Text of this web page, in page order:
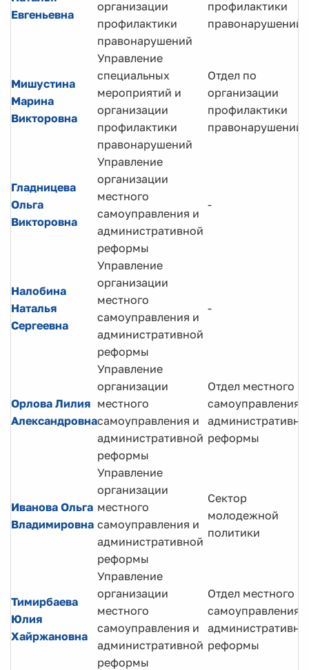
Евгеньевна
организации
профилактики
правонарушений
профилактики
правонарушений
Мишустина
Марина
Викторовна
Управление
специальных
мероприятий и
организации
профилактики
правонарушений
Отдел по
организации
профилактики
правонарушений
Гладницева
Ольга
Викторовна
Управление
организации
местного
самоуправления и
административной
реформы
-
Налобина
Наталья
Сергеевна
Управление
организации
местного
самоуправления и
административной
реформы
-
Орлова Лилия
Александровна
Управление
организации
местного
самоуправления и
административной
реформы
Отдел местного
самоуправления и
реформы
Иванова Ольга
Владимировна
Управление
организации
местного
самоуправления и
административной
реформы
Сектор
молодежной
политики
Тимирбаева
Юлия
Хайржановна
Управление
организации
местного
самоуправления и
административной
реформы
Отдел местного
самоуправления и
реформы